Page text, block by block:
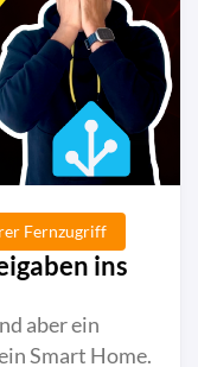
Fernzugriff
ins
aber ein
Smart Home.